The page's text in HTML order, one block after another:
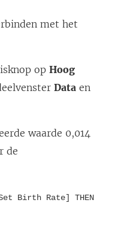
met het
op Hoog
Data en
waarde 0,014
de
Birth Rate] THEN